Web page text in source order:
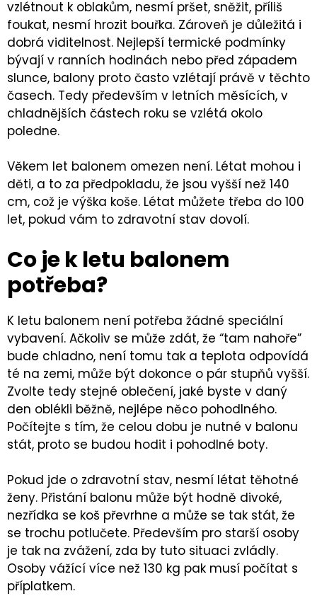
vzlétnout k oblakům, nesmí pršet, sněžit, příliš
foukat, nesmí hrozit bouřka. Zároveň je důležitá i
dobrá viditelnost. Nejlepší termické podmínky
bývají v ranních hodinách nebo před západem
slunce, balony proto často vzlétají právě v těchto
časech. Tedy především v letních měsících, v
chladnějších částech roku se vzlétá okolo
poledne.
Věkem let balonem omezen není. Létat mohou i
děti, a to za předpokladu, že jsou vyšší než 140
cm, což je výška koše. Létat můžete třeba do 100
let, pokud vám to zdravotní stav dovolí.
Co je k letu balonem
potřeba?
K letu balonem není potřeba žádné speciální
vybavení. Ačkoliv se může zdát, že “tam nahoře”
bude chladno, není tomu tak a teplota odpovídá
té na zemi, může být dokonce o pár stupňů vyšší.
Zvolte tedy stejné oblečení, jaké byste v daný
den oblékli běžně, nejlépe něco pohodlného.
Počítejte s tím, že celou dobu je nutné v balonu
stát, proto se budou hodit i pohodlné boty.
Pokud jde o zdravotní stav, nesmí létat těhotné
ženy. Přistání balonu může být hodně divoké,
nezřídka se koš převrhne a může se tak stát, že
se trochu potlučete. Především pro starší osoby
je tak na zvážení, zda by tuto situaci zvládly.
Osoby vážící více než 130 kg pak musí počítat s
příplatkem.